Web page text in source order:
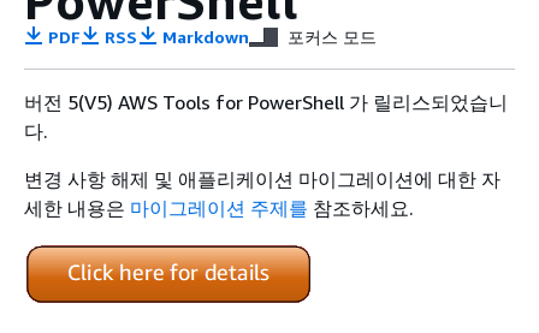
PDF RSS Markdown 포커스 모드
버전 5(V5) AWS Tools for PowerShell 가 릴리스되었습니
다.
변경 사항 해제 및 애플리케이션 마이그레이션에 대한 자
세한 내용은 마이그레이션 주제를 참조하세요.